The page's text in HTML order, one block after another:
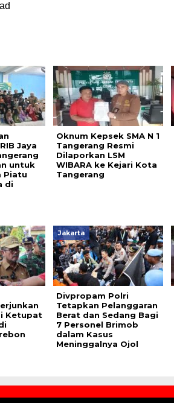
Jaya
untuk
Piatu
di
Oknum Kepsek SMA N 1
Tangerang Resmi
Dilaporkan LSM
WIBARA ke Kejari Kota
Tangerang
Ketupat
Jakarta
Divpropam Polri
Tetapkan Pelanggaran
Berat dan Sedang Bagi
7 Personel Brimob
dalam Kasus
Meninggalnya Ojol